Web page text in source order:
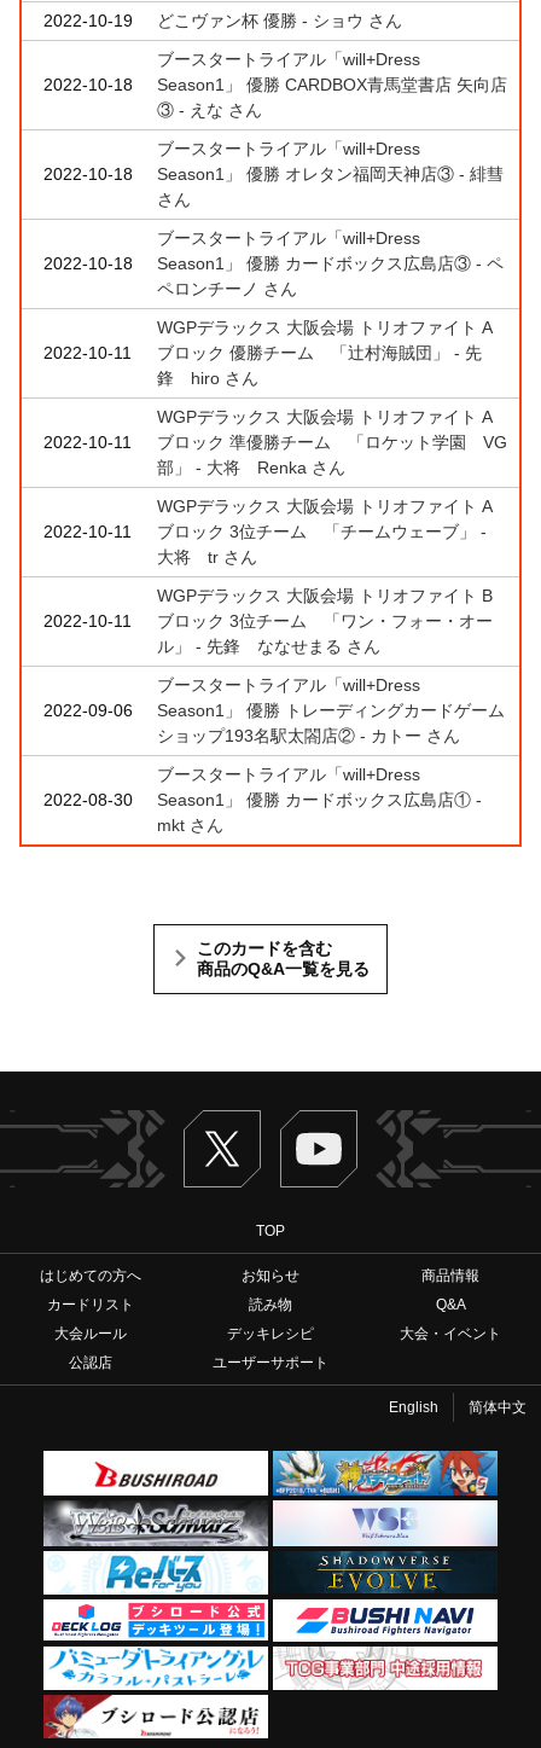
2022-10-19
どこヴァン杯 優勝 - ショウ さん
2022-10-18
ブースタートライアル「will+Dress
Season1」 優勝 CARDBOX青馬堂書店 矢向店
③ - えな さん
2022-10-18
ブースタートライアル「will+Dress
Season1」 優勝 オレタン福岡天神店③ - 緋彗
さん
2022-10-18
ブースタートライアル「will+Dress
Season1」 優勝 カードボックス広島店③ - ペ
ペロンチーノ さん
2022-10-11
WGPデラックス 大阪会場 トリオファイト A
ブロック 優勝チーム 「辻村海賊団」 - 先
鋒 hiro さん
2022-10-11
WGPデラックス 大阪会場 トリオファイト A
ブロック 準優勝チーム 「ロケット学園 VG
部」 - 大将 Renka さん
2022-10-11
WGPデラックス 大阪会場 トリオファイト A
ブロック 3位チーム 「チームウェーブ」 -
大将 tr さん
2022-10-11
WGPデラックス 大阪会場 トリオファイト B
ブロック 3位チーム 「ワン・フォー・オー
ル」 - 先鋒 ななせまる さん
2022-09-06
ブースタートライアル「will+Dress
Season1」 優勝 トレーディングカードゲーム
ショップ193名駅太閤店② - カトー さん
2022-08-30
ブースタートライアル「will+Dress
Season1」 優勝 カードボックス広島店① -
mkt さん
このカードを含む
商品のQ&A一覧を見る
Twitter ヴァンガードch
TOP
はじめての方へ お知らせ
商品情報
カードリスト
読み物
Q&A
大会ルール
デッキレシピ
大会・イベント
公認店
ユーザーサポート
English 简体中文